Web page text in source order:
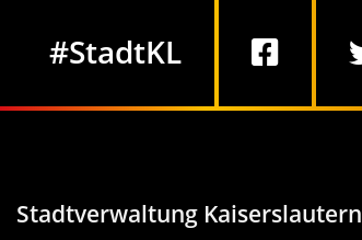
#StadtKL
Stadtverwaltung Kaiserslautern